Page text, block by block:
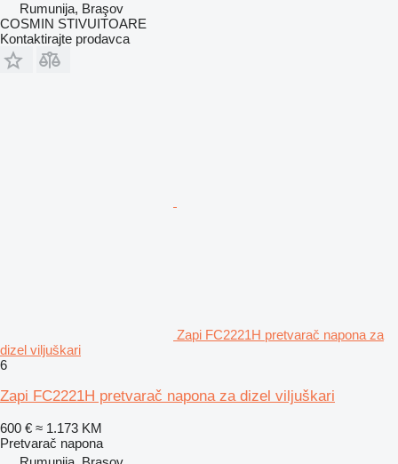
Rumunija, Braşov
COSMIN STIVUITOARE
Kontaktirajte prodavca
Zapi FC2221H pretvarač napona za
dizel viljuškari
6
Zapi FC2221H pretvarač napona za dizel viljuškari
600 € ≈ 1.173 KM
Pretvarač napona